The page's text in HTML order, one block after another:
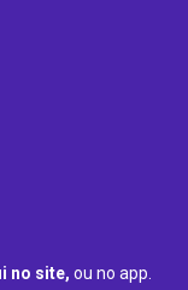
no site, ou no app.